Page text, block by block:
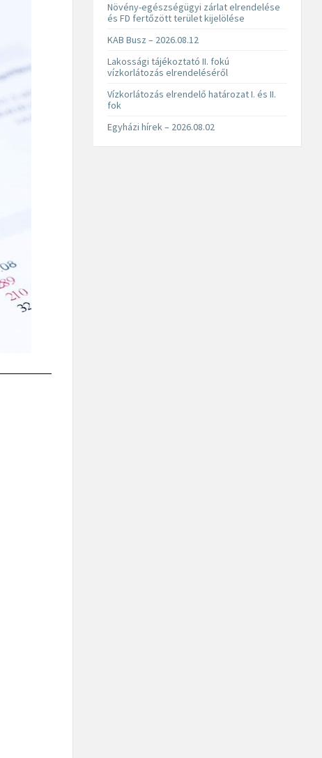
Növény-egészségügyi zárlat elrendelése
és FD fertőzött terület kijelölése
KAB Busz – 2026.08.12
Lakossági tájékoztató II. fokú
vízkorlátozás elrendeléséről
Vízkorlátozás elrendelő határozat I. és II.
fok
Egyházi hírek – 2026.08.02